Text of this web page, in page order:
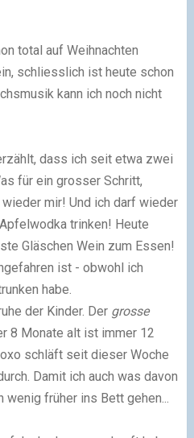
total auf Weihnachten
schliesslich ist heute schon
kann ich noch nicht
dass ich seit etwa zwei
für ein grosser Schritt,
mir! Und ich darf wieder
trinken! Heute
Gläschen Wein zum Essen!
ist - obwohl ich
habe.
der Kinder. Der grosse
8 Monate alt ist immer 12
schläft seit dieser Woche
Damit ich auch was davon
früher ins Bett gehen...